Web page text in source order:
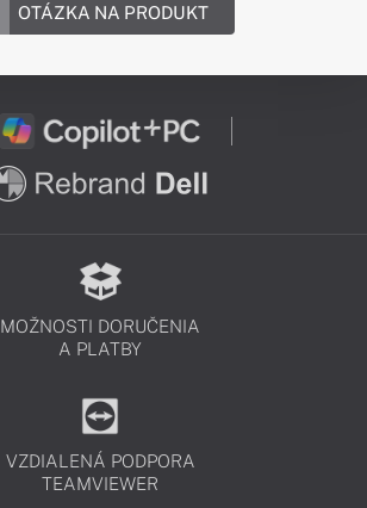
OTÁZKA NA PRODUKT
MOŽNOSTI DORUČENIA
A PLATBY
VZDIALENÁ PODPORA
TEAMVIEWER